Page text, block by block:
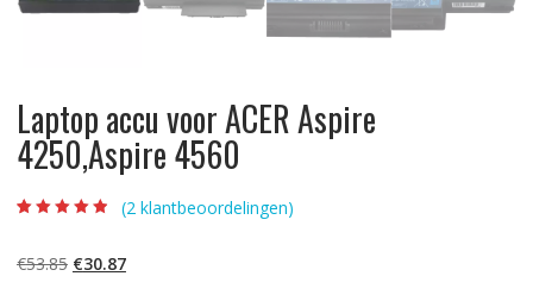
Laptop accu voor ACER Aspire
4250,Aspire 4560
gebaseerd op
klantbeoordelin
(2 klantbeoordelingen)
€53.85 Oorspronkelijke
€30.87Huidige